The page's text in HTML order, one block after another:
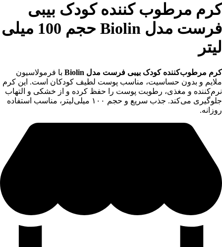
کرم مرطوب کننده کودک بیبی
فرست مدل Biolin حجم 100 میلی
لیتر
کرم مرطوب‌کننده کودک بیبی فرست مدل Biolin
با فرمولاسیون
ملایم و بدون حساسیت، مناسب پوست لطیف کودکان است. این کرم
نرم‌کننده و مغذی، رطوبت پوست را حفظ کرده و از خشکی و التهاب
جلوگیری می‌کند. جذب سریع و حجم ۱۰۰ میلی‌لیتر، مناسب استفاده
روزانه.